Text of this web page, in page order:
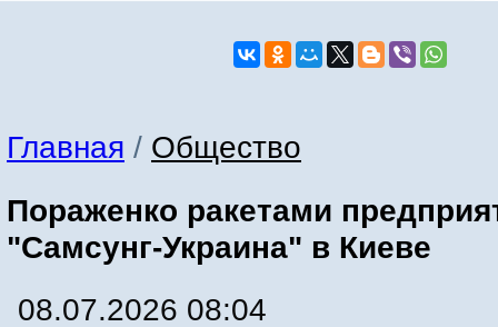
Главная / Общество
Пораженко ракетами
"Самсунг-Украина" в Киеве
08.07.2026 08:04